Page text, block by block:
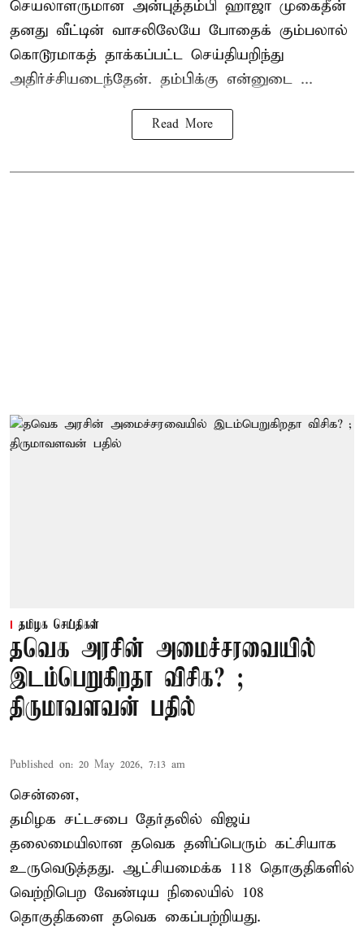
செயலாளருமான அன்புத்தம்பி ஹாஜா முகைதீன்
தனது வீட்டின் வாசலிலேயே போதைக் கும்பலால்
கொடூரமாகத் தாக்கப்பட்ட செய்தியறிந்து
அதிர்ச்சியடைந்தேன். தம்பிக்கு என்னுடை ...
Read More
தமிழக செய்திகள்
தவெக அரசின் அமைச்சரவையில்
இடம்பெறுகிறதா விசிக? ;
திருமாவளவன் பதில்
Published on: 20 May 2026, 7:13 am
சென்னை,
தமிழக சட்டசபை தேர்தலில் விஜய்
தலைமையிலான தவெக தனிப்பெரும் கட்சியாக
உருவெடுத்தது. ஆட்சியமைக்க 118 தொகுதிகளில்
வெற்றிபெற வேண்டிய நிலையில் 108
தொகுதிகளை தவெக கைப்பற்றியது.